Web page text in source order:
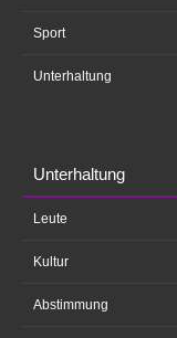
Sport
Unterhaltung
Unterhaltung
Leute
Kultur
Abstimmung